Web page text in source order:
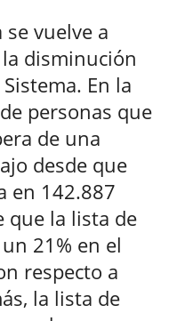
vuelve a
disminución
En la
personas que
de una
desde que
en 142.887
que la lista de
21% en el
respecto a
la lista de